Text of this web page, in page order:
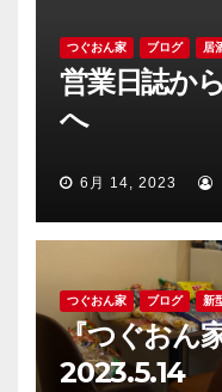
つぐおん家 ブログ 居
営業日誌か
へ
6月 14, 2023
つぐおん家 ブログ 新
『つぐおん
2023.5.14